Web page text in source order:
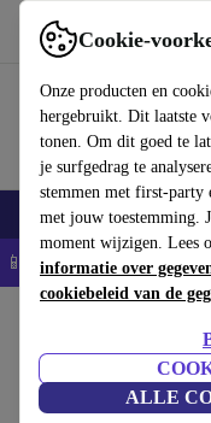
Cookie-
Onze producten en
hergebruikt. Dit laatste
tonen. Om dit goed te
je surfgedrag te
stemmen met first-party
met jouw toestemming.
moment wijzigen. Lees
informatie over
cookiebeleid van de
ALLE
Gebruik refurbed snel en
Smartphones Laptops
📱5% EXTRA korting op
Epson TM-H
USB | serieel | Zwart